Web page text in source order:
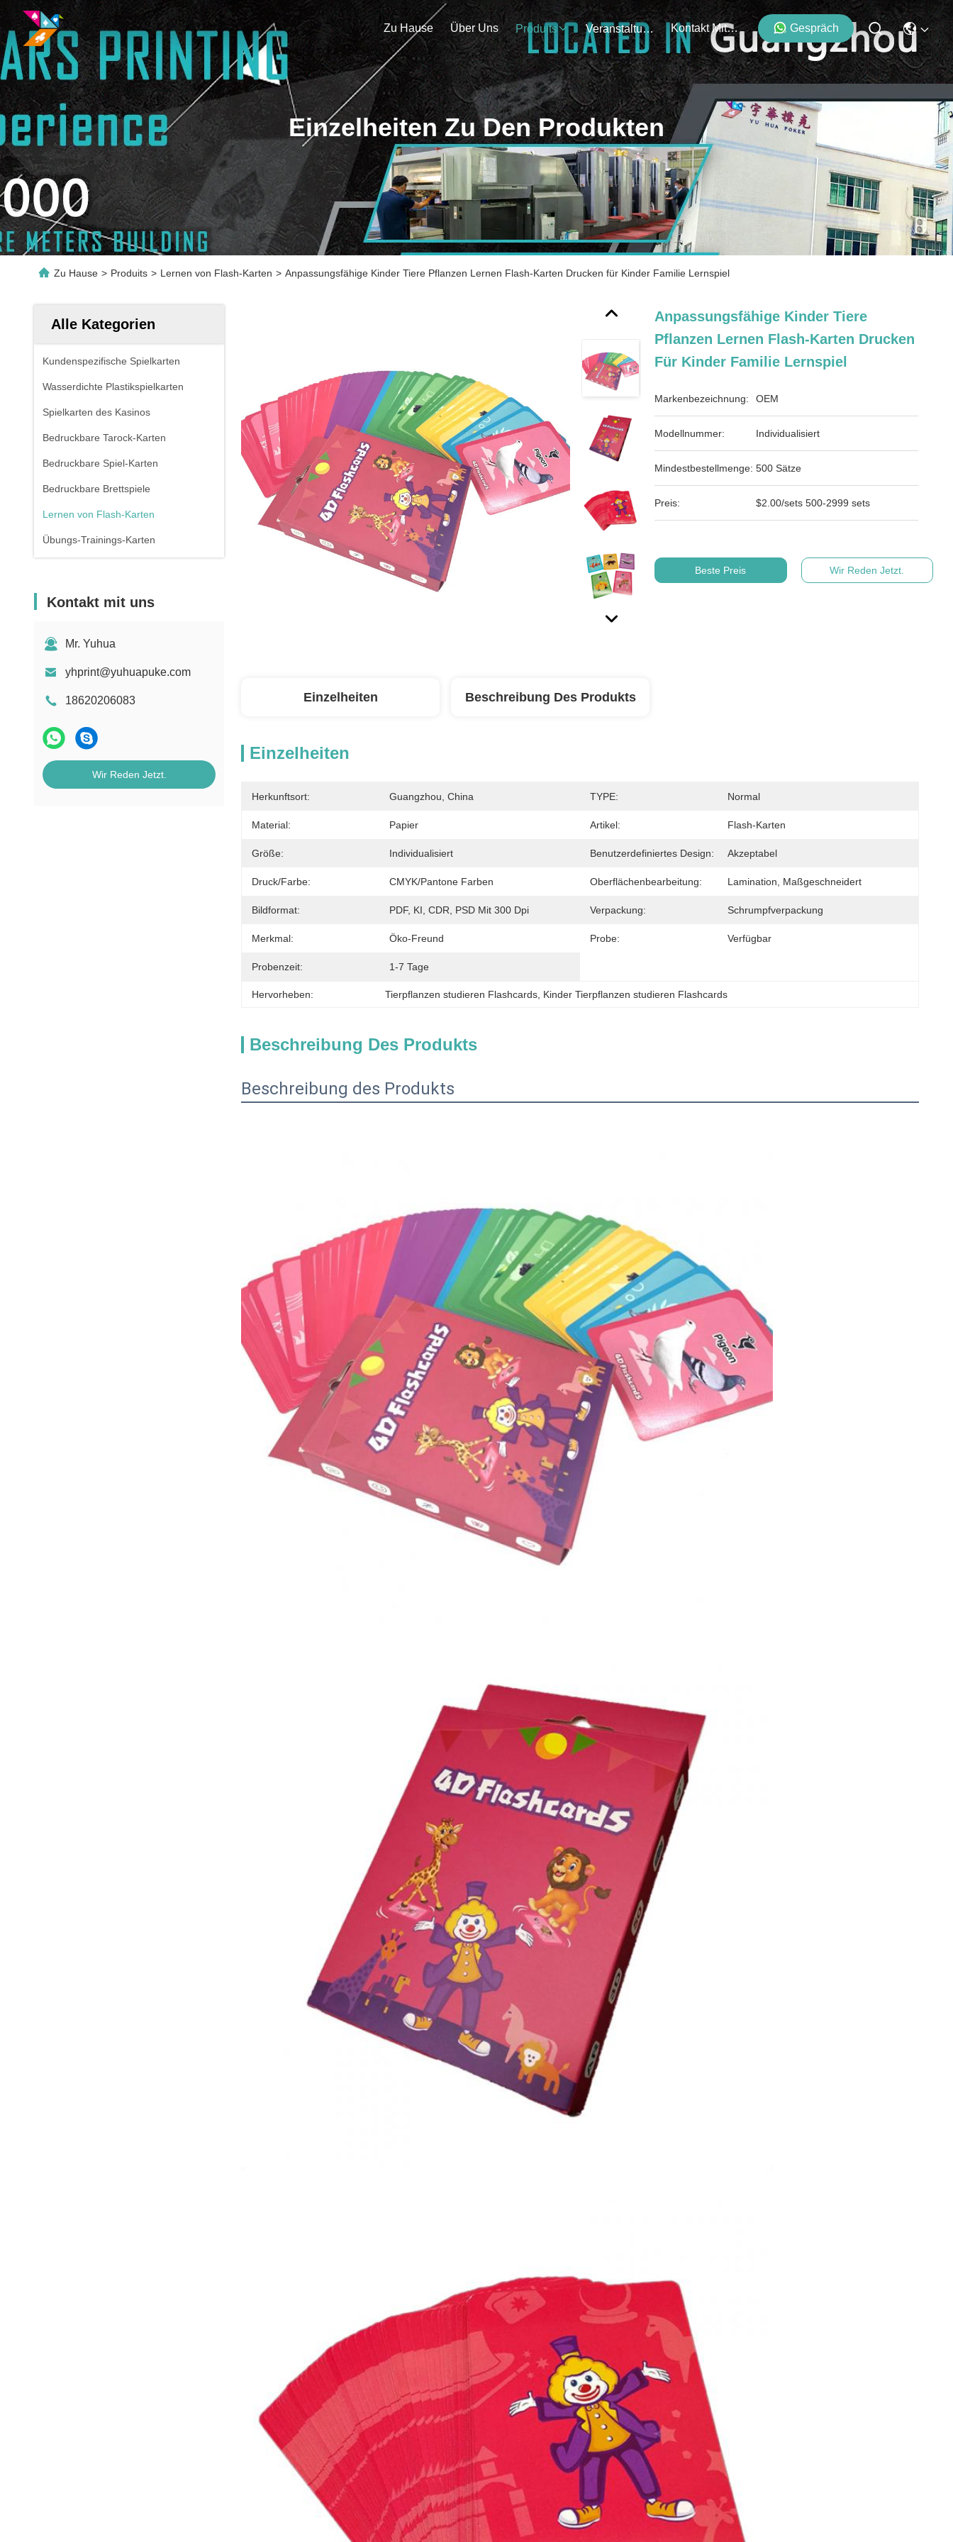
Zu Hause Über Uns Produits Veranstaltungen Kontakt Mit Uns Gespräch
Einzelheiten Zu Den Produkten
Zu Hause > Produits > Lernen von Flash-Karten > Anpassungsfähige Kinder Tiere Pflanzen Lernen Flash-Karten Drucken für Kinder Familie Lernspiel
Alle Kategorien
Kundenspezifische Spielkarten
Wasserdichte Plastikspielkarten
Spielkarten des Kasinos
Bedruckbare Tarock-Karten
Bedruckbare Spiel-Karten
Bedruckbare Brettspiele
Lernen von Flash-Karten
Übungs-Trainings-Karten
Kontakt mit uns
Mr. Yuhua
yhprint@yuhuapuke.com
18620206083
Wir Reden Jetzt.
Anpassungsfähige Kinder Tiere
Pflanzen Lernen Flash-Karten Drucken
Für Kinder Familie Lernspiel
Markenbezeichnung: OEM
Modellnummer: Individualisiert
Mindestbestellmenge: 500 Sätze
Preis: $2.00/sets 500-2999 sets
Beste Preis Wir Reden Jetzt.
Einzelheiten Beschreibung Des Produkts
Einzelheiten
Herkunftsort: Guangzhou, China TYPE: Normal
Material: Papier Artikel: Flash-Karten
Größe: Individualisiert Benutzerdefiniertes Design: Akzeptabel
Druck/Farbe: CMYK/Pantone Farben Oberflächenbearbeitung: Lamination, Maßgeschneidert
Bildformat: PDF, KI, CDR, PSD Mit 300 Dpi Verpackung: Schrumpfverpackung
Merkmal: Öko-Freund Probe: Verfügbar
Probenzeit: 1-7 Tage
Hervorheben: Tierpflanzen studieren Flashcards Kinder Tierpflanzen studieren Flashcards
Beschreibung Des Produkts
Beschreibung des Produkts